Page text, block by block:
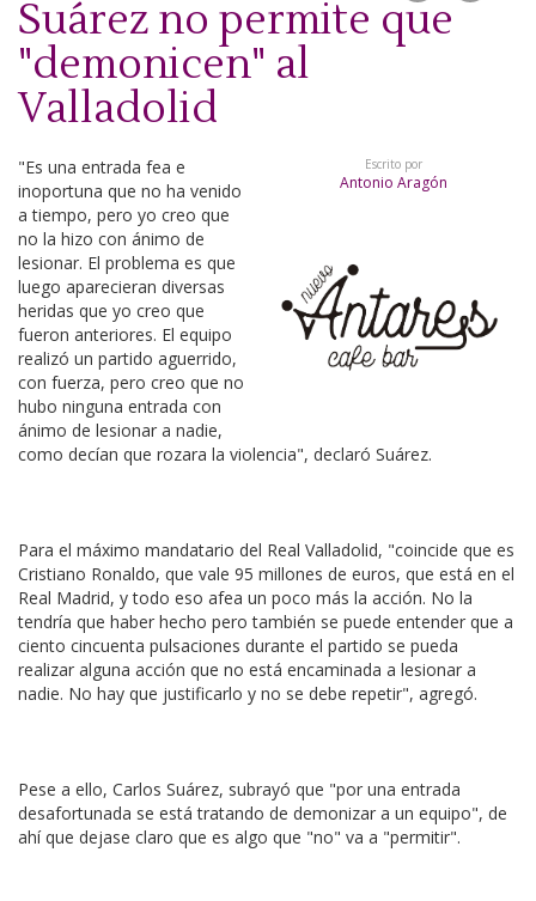
Suárez no permite que
"demonicen" al
Valladolid
Escrito por
Antonio Aragón
"Es una entrada fea e
inoportuna que no ha venido
a tiempo, pero yo creo que
no la hizo con ánimo de
lesionar. El problema es que
luego aparecieran diversas
heridas que yo creo que
fueron anteriores. El equipo
realizó un partido aguerrido,
con fuerza, pero creo que no
hubo ninguna entrada con
ánimo de lesionar a nadie,
como decían que rozara la violencia", declaró Suárez.
Para el máximo mandatario del Real Valladolid, "coincide que es
Cristiano Ronaldo, que vale 95 millones de euros, que está en el
Real Madrid, y todo eso afea un poco más la acción. No la
tendría que haber hecho pero también se puede entender que a
ciento cincuenta pulsaciones durante el partido se pueda
realizar alguna acción que no está encaminada a lesionar a
nadie. No hay que justificarlo y no se debe repetir", agregó.
Pese a ello, Carlos Suárez, subrayó que "por una entrada
desafortunada se está tratando de demonizar a un equipo", de
ahí que dejase claro que es algo que "no" va a "permitir".